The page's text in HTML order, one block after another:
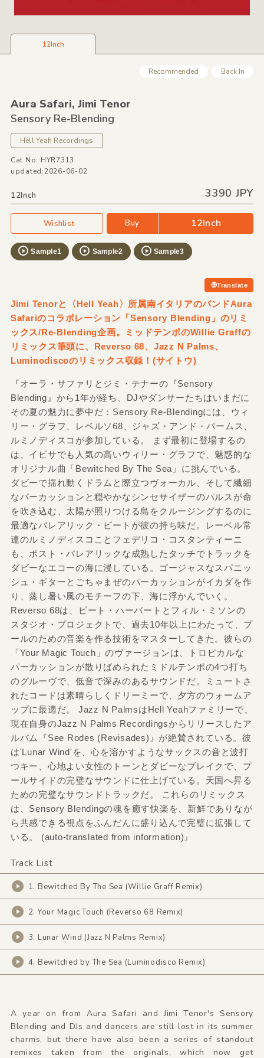
12Inch
Recommended Back In
Aura Safari, Jimi Tenor
Sensory Re-Blending
Hell Yeah Recordings
Cat No: HYR7313
updated:2026-06-02
12Inch 3390 JPY
Wishlist Buy 12Inch
Sample1 Sample2 Sample3
Translate
Jimi Tenorと〈Hell Yeah〉所属南イタリアのバンドAura
Safariのコラボレーション「Sensory Blending」のリミ
ックス/Re-Blending企画。ミッドテンポのWillie Graffの
リミックス筆頭に、Reverso 68、Jazz N Palms、
Luminodiscoのリミックス収録！ (サイトウ)
『オーラ・サファリとジミ・テナーの『Sensory
Blending』から1年が経ち、DJやダンサーたちはいまだに
その夏の魅力に夢中だ：Sensory Re-Blendingには、ウィ
リー・グラフ、レベルソ68、ジャズ・アンド・パームス、
ルミノディスコが参加している。 まず最初に登場するの
は、イビサでも人気の高いウィリー・グラフで、魅惑的な
オリジナル曲「Bewitched By The Sea」に挑んでいる。
ダビーで揺れ動くドラムと際立つヴォーカル、そして繊細
なパーカッションと穏やかなシンセサイザーのパルスが命
を吹き込む、太陽が照りつける島をクルージングするのに
最適なバレアリック・ビートが彼の持ち味だ。レーベル常
連のルミノディスコことフェデリコ・コスタンティーニ
も、ポスト・バレアリックな成熟したタッチでトラックを
ダビーなエコーの海に浸している。ゴージャスなスパニッ
シュ・ギターとごちゃまぜのパーカッションがイカダを作
り、蒸し暑い風のモチーフの下、海に浮かんでいく。
Reverso 68は、ピート・ハーバートとフィル・ミソンの
スタジオ・プロジェクトで、過去10年以上にわたって、プ
ールのための音楽を作る技術をマスターしてきた。彼らの
「Your Magic Touch」のヴァージョンは、トロピカルな
パーカッションが散りばめられたミドルテンポの4つ打ち
のグルーヴで、低音で深みのあるサウンドだ。ミュートさ
れたコードは素晴らしくドリーミーで、夕方のウォームア
ップに最適だ。 Jazz N PalmsはHell Yeahファミリーで、
現在自身のJazz N Palms Recordingsからリリースしたア
ルバム『See Rodes (Revisades)』が絶賛されている。彼
は'Lunar Wind'を、心を溶かすようなサックスの音と波打
つキー、心地よい女性のトーンとダビーなブレイクで、プ
ールサイドの完璧なサウンドに仕上げている。天国へ昇る
ための完璧なサウンドトラックだ。 これらのリミックス
は、Sensory Blendingの魂を癒す快楽を、新鮮でありなが
ら共感できる視点をふんだんに盛り込んで完璧に拡張して
いる。 (auto-translated from information)』
Track List
1. Bewitched By The Sea (Willie Graff Remix)
2. Your Magic Touch (Reverso 68 Remix)
3. Lunar Wind (Jazz N Palms Remix)
4. Bewitched by The Sea (Luminodisco Remix)
A year on from Aura Safari and Jimi Tenor's Sensory
Blending and DJs and dancers are still lost in its summer
charms, but there have also been a series of standout
remixes taken from the originals, which now get